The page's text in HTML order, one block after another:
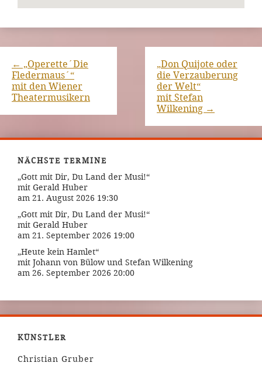
← „Operette´Die
Fledermaus´“
mit den Wiener
Theatermusikern
„Don Quijote oder
die Verzauberung
der Welt“
mit Stefan
Wilkening →
NÄCHSTE TERMINE
„Gott mit Dir, Du Land der Musi!“
mit Gerald Huber
am 21. August 2026 19:30
„Gott mit Dir, Du Land der Musi!“
mit Gerald Huber
am 21. September 2026 19:00
„Heute kein Hamlet“
mit Johann von Bülow und Stefan Wilkening
am 26. September 2026 20:00
KÜNSTLER
Christian Gruber